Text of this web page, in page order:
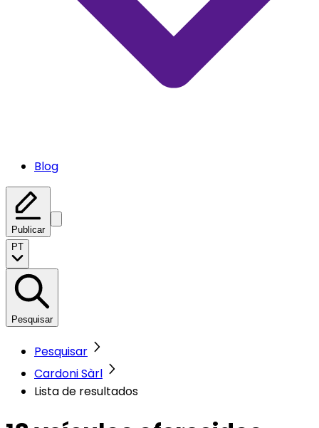
Blog
Publicar
PT
Pesquisar
Pesquisar
Cardoni Sàrl
Lista de resultados